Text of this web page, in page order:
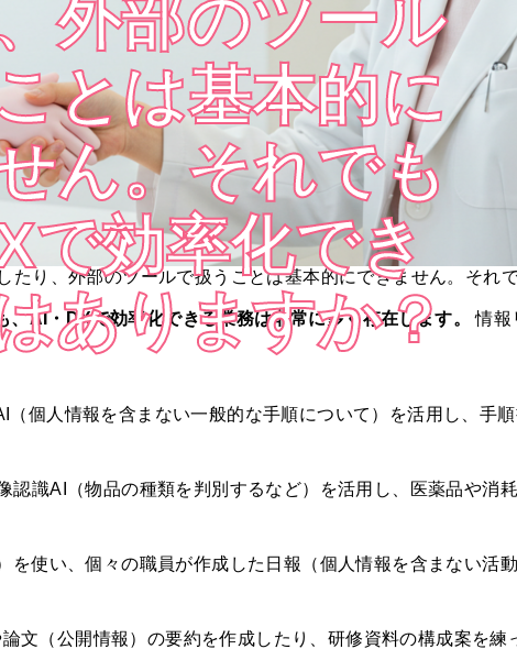
外部のツール
とは基本的に
ん。それでも
で効率化でき
ありますか？
たり、外部のツールで扱うことは基本的にできません。それ
AI・DXで効率化できる業務は非常に多く存在します。
情報
個人情報を含まない一般的な手順について）を活用し、手
認識AI（物品の種類を判別するなど）を活用し、医薬品や消
使い、個々の職員が作成した日報（個人情報を含まない活
文（公開情報）の要約を作成したり、研修資料の構成案を